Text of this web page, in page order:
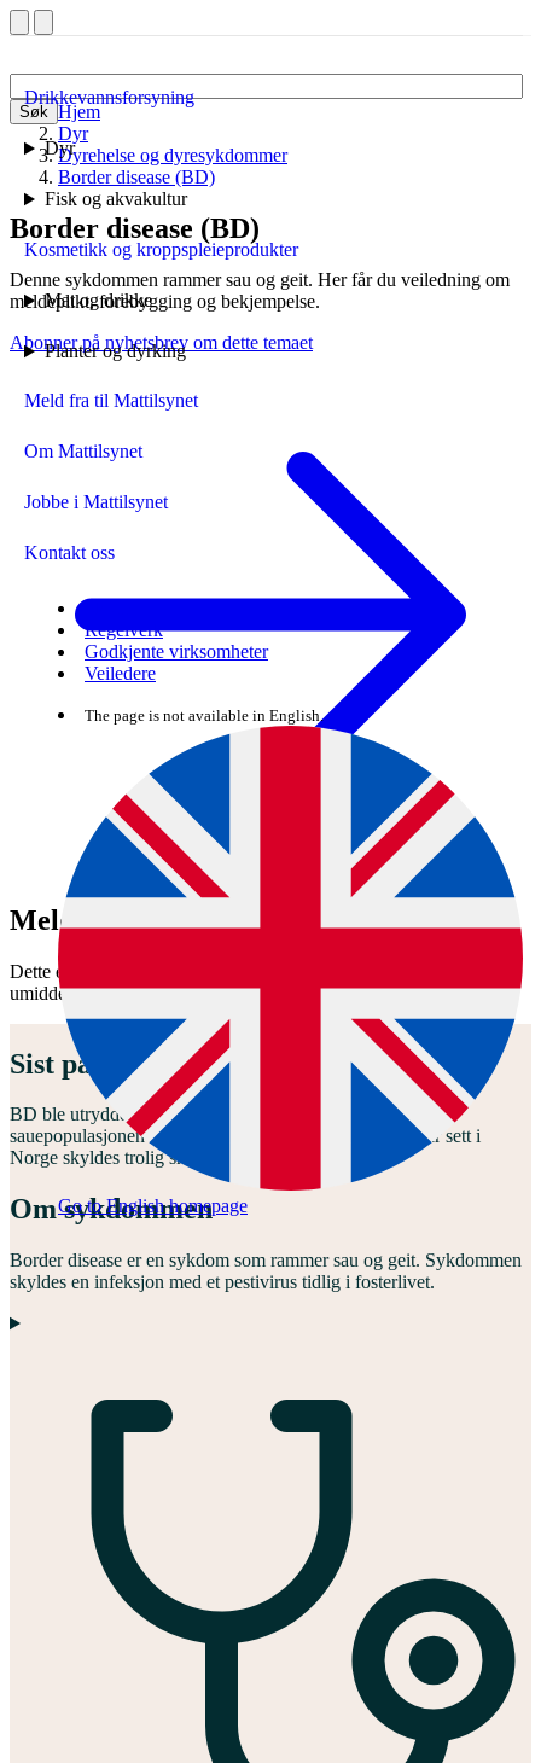
Søk
Drikkevannsforsyning
Dyr
Fisk og akvakultur
Kosmetikk og kroppspleieprodukter
Mat og drikke
Planter og dyrking
Meld fra til Mattilsynet
Om Mattilsynet
Jobbe i Mattilsynet
Kontakt oss
Regelverk
Godkjente virksomheter
Veiledere
The page is not available in English.
Go to English homepage
Hjem
Dyr
Dyrehelse og dyresykdommer
Border disease (BD)
Border disease (BD)
Denne sykdommen rammer sau og geit. Her får du veiledning om
meldeplikt, forebygging og bekjempelse.
Abonner på nyhetsbrev om dette temaet
Meld fra om liste 2-sykdom
Dette er en dyresykdom på nasjonal liste 2. Varsle Mattilsynet
umiddelbart på 22 40 00 00 ved mistanke eller påvisning på dyr.
Sist påvist i 2006
BD ble utryddet hos storfe i Norge i 2006. Vi antar at
sauepopulasjonen også er fri for smitten. Tilfellene vi har sett i
Norge skyldes trolig smitte fra storfe til småfe.
Om sykdommen
Border disease er en sykdom som rammer sau og geit. Sykdommen
skyldes en infeksjon med et pestivirus tidlig i fosterlivet.